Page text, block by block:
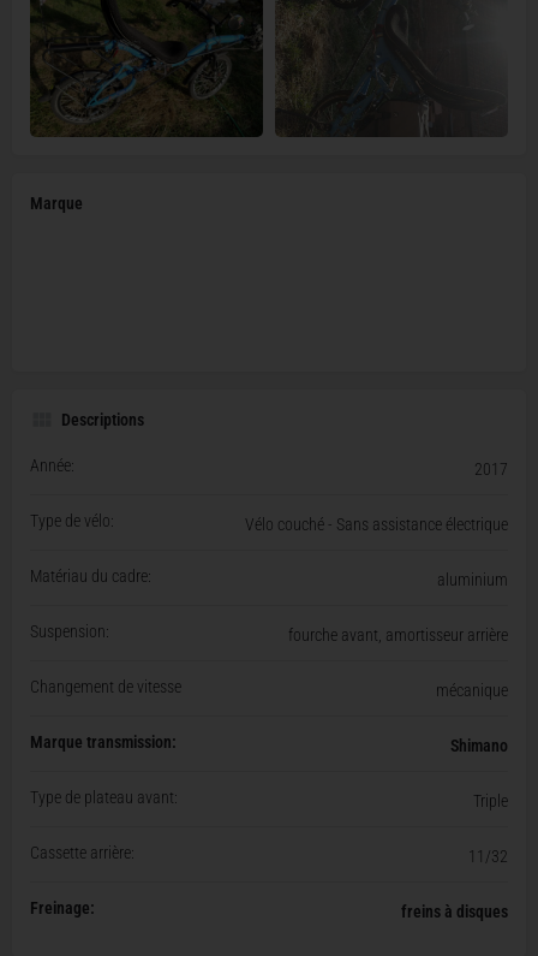
Marque
Descriptions
Année: 2017
Type de vélo: Vélo couché - Sans assistance électrique
Matériau du cadre: aluminium
Suspension: fourche avant, amortisseur arrière
Changement de vitesse mécanique
Marque transmission: Shimano
Type de plateau avant: Triple
Cassette arrière: 11/32
Freinage: freins à disques